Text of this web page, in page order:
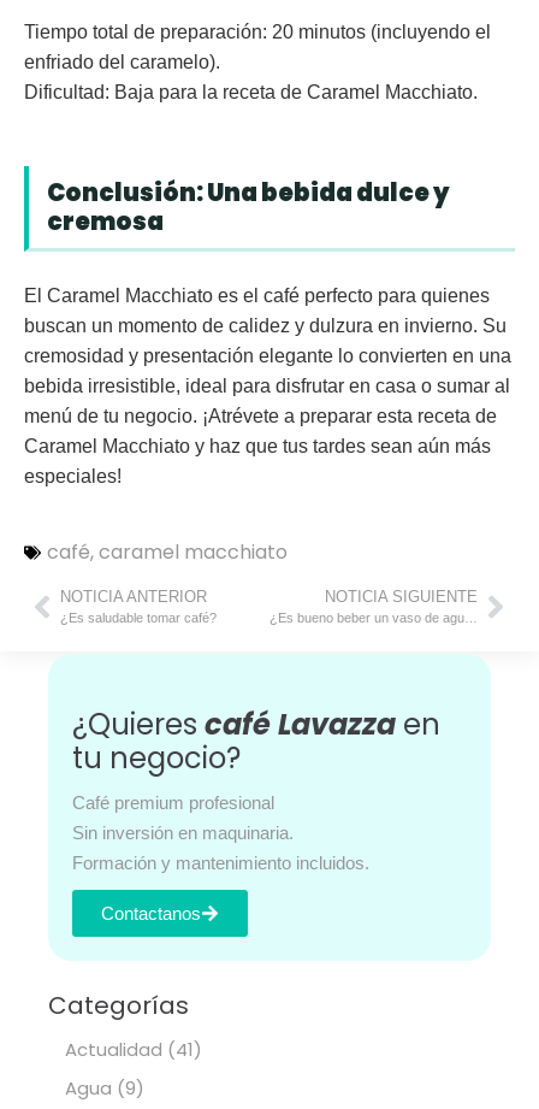
Tiempo total de preparación: 20 minutos (incluyendo el
enfriado del caramelo).
Dificultad: Baja para la receta de Caramel Macchiato.
Conclusión: Una bebida dulce y
cremosa
El Caramel Macchiato es el café perfecto para quienes
buscan un momento de calidez y dulzura en invierno. Su
cremosidad y presentación elegante lo convierten en una
bebida irresistible, ideal para disfrutar en casa o sumar al
menú de tu negocio. ¡Atrévete a preparar esta receta de
Caramel Macchiato y haz que tus tardes sean aún más
especiales!
café,caramel macchiato
NOTICIA ANTERIOR
¿Es saludable tomar café?
NOTICIA SIGUIENTE
¿Es bueno beber un vaso de agua en ayunas?
¿Quieres café Lavazza en
tu negocio?
Café premium profesional
Sin inversión en maquinaria.
Formación y mantenimiento incluidos.
Contactanos
Categorías
Actualidad (41)
Agua (9)